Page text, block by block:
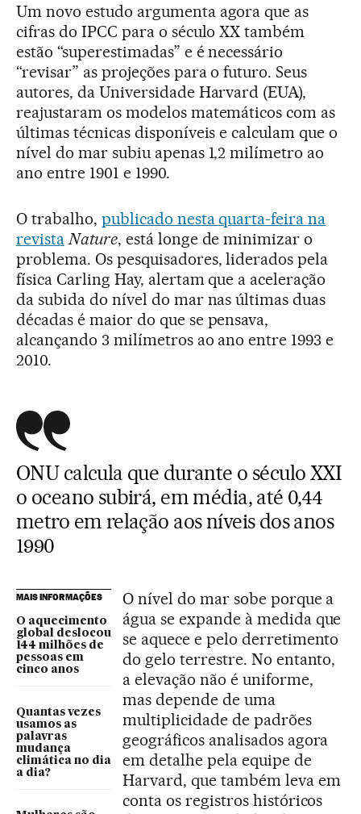
Um novo estudo argumenta agora que as
cifras do IPCC para o século XX também
estão “superestimadas” e é necessário
“revisar” as projeções para o futuro. Seus
autores, da Universidade Harvard (EUA),
reajustaram os modelos matemáticos com as
últimas técnicas disponíveis e calculam que o
nível do mar subiu apenas 1,2 milímetro ao
ano entre 1901 e 1990.
O trabalho, publicado nesta quarta-feira na
revista Nature, está longe de minimizar o
problema. Os pesquisadores, liderados pela
física Carling Hay, alertam que a aceleração
da subida do nível do mar nas últimas duas
décadas é maior do que se pensava,
alcançando 3 milímetros ao ano entre 1993 e
2010.
ONU calcula que durante o século XXI
o oceano subirá, em média, até 0,44
metro em relação aos níveis dos anos
1990
MAIS INFORMAÇÕES
O aquecimento
global deslocou
144 milhões de
pessoas em
cinco anos
Quantas vezes
usamos as
palavras
mudança
climática no dia
a dia?
O nível do mar sobe porque a
água se expande à medida que
se aquece e pelo derretimento
do gelo terrestre. No entanto,
a elevação não é uniforme,
mas depende de uma
multiplicidade de padrões
geográficos analisados agora
em detalhe pela equipe de
Harvard, que também leva em
conta os registros históricos